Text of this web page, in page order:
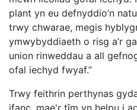
plant yn eu defnyddio’n
trwy chwarae, megis
ymwybyddiaeth o risg a’r
union rinweddau a all
ofal iechyd fwyaf.”
Trwy feithrin perthynas